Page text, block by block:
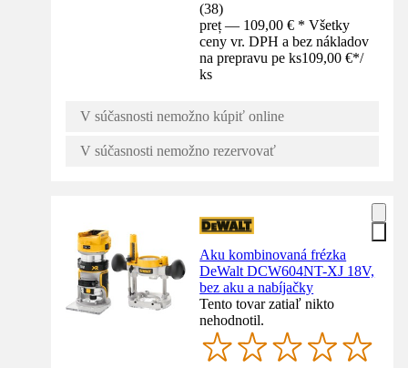
(38)
preț — 109,00 € * Všetky
ceny vr. DPH a bez nákladov
na prepravu pe ks109,00 €*/
ks
V súčasnosti nemožno kúpiť online
V súčasnosti nemožno rezervovať
Aku kombinovaná frézka
DeWalt DCW604NT-XJ 18V,
bez aku a nabíjačky
Tento tovar zatiaľ nikto
nehodnotil.